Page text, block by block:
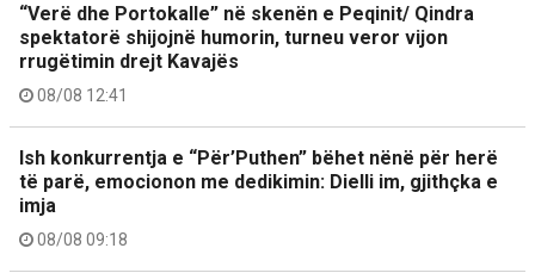
“Verë dhe Portokalle” në skenën e Peqinit/ Qindra
spektatorë shijojnë humorin, turneu veror vijon
rrugëtimin drejt Kavajës
08/08 12:41
Ish konkurrentja e “Për’Puthen” bëhet nënë për herë
të parë, emocionon me dedikimin: Dielli im, gjithçka e
imja
08/08 09:18